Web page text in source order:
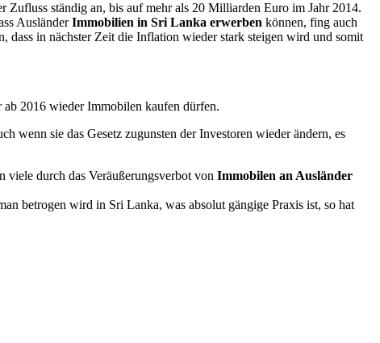
Zufluss ständig an, bis auf mehr als 20 Milliarden Euro im Jahr 2014.
AusländerImmobilien in Sri Lanka erwerben können, fing auch
dass in nächster Zeit die Inflation wieder stark steigen wird und somit
ab 2016 wieder Immobilen kaufen dürfen.
wenn sie das Gesetz zugunsten der Investoren wieder ändern, es
viele durch das Veräußerungsverbot von Immobilen an Ausländer
betrogen wird in Sri Lanka, was absolut gängige Praxis ist, so hat